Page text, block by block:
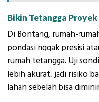
Bikin Tetangga
Di Bontang, rumah-
pondasi nggak presisi
rumah tetangga. Uji
lebih akurat, jadi risiko
lahan sebelah bisa